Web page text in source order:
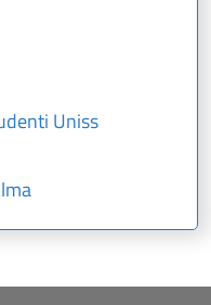
Uniss